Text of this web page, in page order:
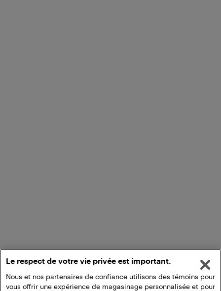
Le respect de votre vie privée est important.
Nous et nos partenaires de confiance utilisons des témoins pour
vous offrir une expérience de magasinage personnalisée et pour